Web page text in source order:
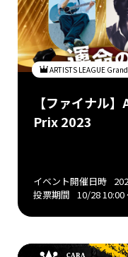
ARTISTS LEAGUE
【ファイナル
Prix 2023
イベント開催日時
投票期間 10/28 10:00